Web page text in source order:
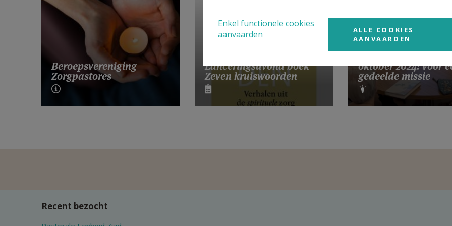
Beroepsvereniging
Zorgpastores
Lanceringsavond boek
Zeven kruiswoorden
oktober 2024: voor
gedeelde missie
Recent bezocht
Enkel functionele cookies
aanvaarden
ALLE COOKIES
AANVAARDEN